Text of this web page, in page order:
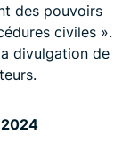
des pouvoirs
civiles ».
divulgation de